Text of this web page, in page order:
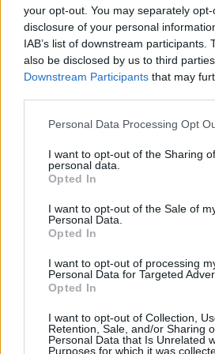
your opt-out. You may separately
disclosure of your personal
IAB’s list of downstream participants.
also be disclosed by us to third
Downstream Participants that may
Personal Data Processing Opt
I want to opt-out of the Sharing
personal data.
Opted In
I want to opt-out of the Sale of
Personal Data.
Opted In
I want to opt-out of processing
Personal Data for Targeted
Opted In
I want to opt-out of Collection,
Retention, Sale, and/or Sharing
Personal Data that Is Unrelated
Purposes for which it was